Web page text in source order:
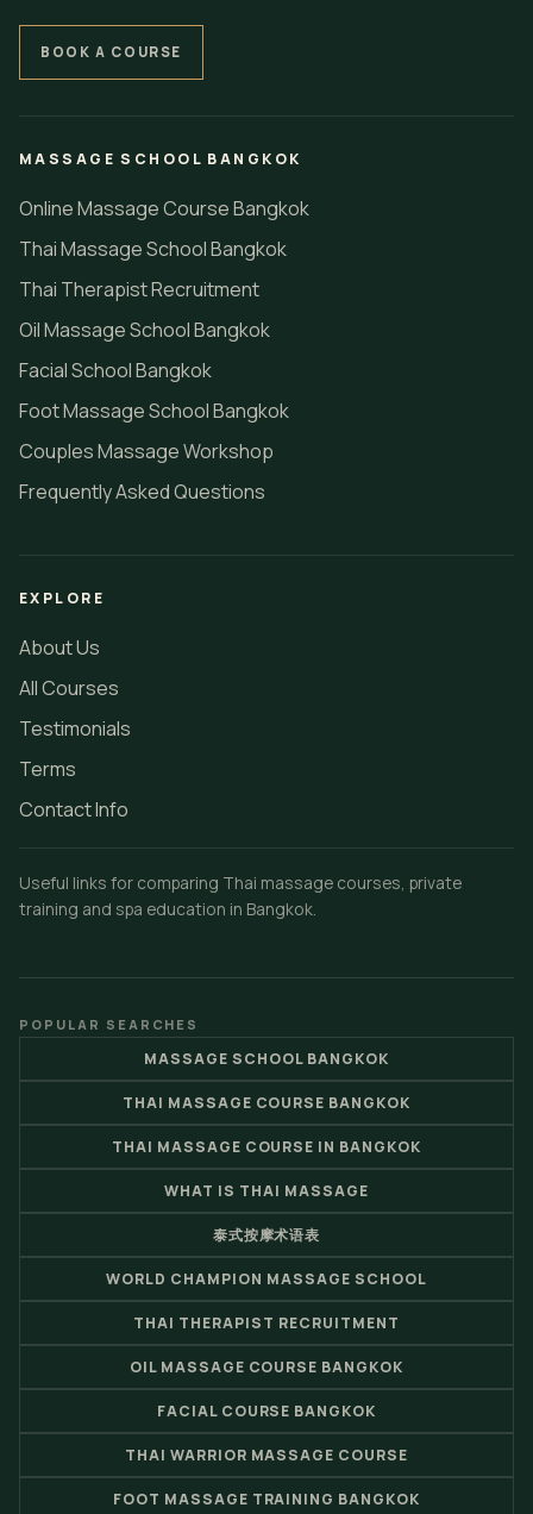
BOOK A COURSE
MASSAGE SCHOOL BANGKOK
Online Massage Course Bangkok
Thai Massage School Bangkok
Thai Therapist Recruitment
Oil Massage School Bangkok
Facial School Bangkok
Foot Massage School Bangkok
Couples Massage Workshop
Frequently Asked Questions
EXPLORE
About Us
All Courses
Testimonials
Terms
Contact Info
Useful links for comparing Thai massage courses, private
training and spa education in Bangkok.
POPULAR SEARCHES
MASSAGE SCHOOL BANGKOK
THAI MASSAGE COURSE BANGKOK
THAI MASSAGE COURSE IN BANGKOK
WHAT IS THAI MASSAGE
泰式按摩术语表
WORLD CHAMPION MASSAGE SCHOOL
THAI THERAPIST RECRUITMENT
OIL MASSAGE COURSE BANGKOK
FACIAL COURSE BANGKOK
THAI WARRIOR MASSAGE COURSE
FOOT MASSAGE TRAINING BANGKOK